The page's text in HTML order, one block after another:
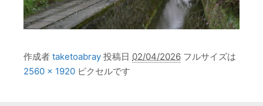
作成者 taketoabray 投稿日 02/04/2026 フルサイズは
2560 × 1920 ピクセルです